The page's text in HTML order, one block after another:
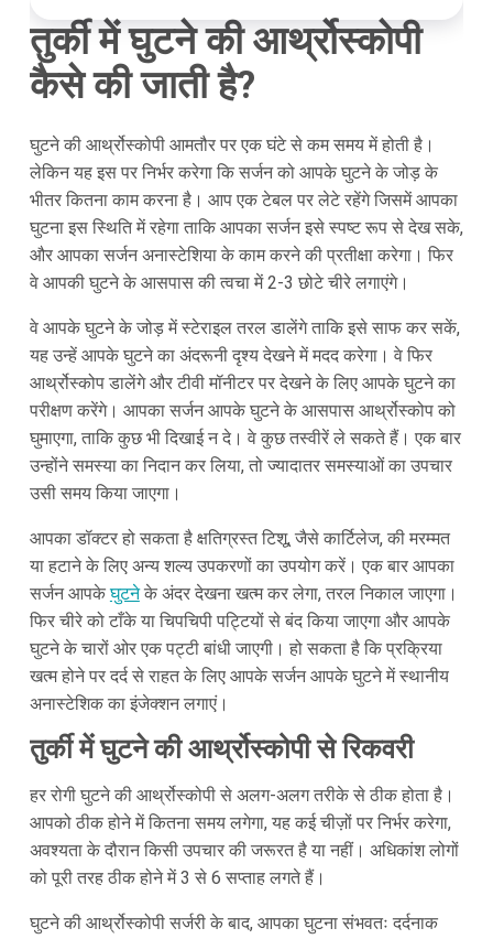
तुर्की में घुटने की आर्थ्रोस्कोपी
कैसे की जाती है?
घुटने की आर्थ्रोस्कोपी आमतौर पर एक घंटे से कम समय में होती है।
लेकिन यह इस पर निर्भर करेगा कि सर्जन को आपके घुटने के जोड़ के
भीतर कितना काम करना है। आप एक टेबल पर लेटे रहेंगे जिसमें आपका
घुटना इस स्थिति में रहेगा ताकि आपका सर्जन इसे स्पष्ट रूप से देख सके,
और आपका सर्जन अनास्टेशिया के काम करने की प्रतीक्षा करेगा। फिर
वे आपकी घुटने के आसपास की त्वचा में 2-3 छोटे चीरे लगाएंगे।
वे आपके घुटने के जोड़ में स्टेराइल तरल डालेंगे ताकि इसे साफ कर सकें,
यह उन्हें आपके घुटने का अंदरूनी दृश्य देखने में मदद करेगा। वे फिर
आर्थ्रोस्कोप डालेंगे और टीवी मॉनीटर पर देखने के लिए आपके घुटने का
परीक्षण करेंगे। आपका सर्जन आपके घुटने के आसपास आर्थ्रोस्कोप को
घुमाएगा, ताकि कुछ भी दिखाई न दे। वे कुछ तस्वीरें ले सकते हैं। एक बार
उन्होंने समस्या का निदान कर लिया, तो ज्यादातर समस्याओं का उपचार
उसी समय किया जाएगा।
आपका डॉक्टर हो सकता है क्षतिग्रस्त टिशू, जैसे कार्टिलेज, की मरम्मत
या हटाने के लिए अन्य शल्य उपकरणों का उपयोग करें। एक बार आपका
सर्जन आपकेघुटनेके अंदर देखना खत्म कर लेगा, तरल निकाल जाएगा।
फिर चीरे को टाँके या चिपचिपी पट्टियों से बंद किया जाएगा और आपके
घुटने के चारों ओर एक पट्टी बांधी जाएगी। हो सकता है कि प्रक्रिया
खत्म होने पर दर्द से राहत के लिए आपके सर्जन आपके घुटने में स्थानीय
अनास्टेशिक का इंजेक्शन लगाएं।
तुर्की में घुटने की आर्थ्रोस्कोपी से रिकवरी
हर रोगी घुटने की आर्थ्रोस्कोपी से अलग-अलग तरीके से ठीक होता है।
आपको ठीक होने में कितना समय लगेगा, यह कई चीज़ों पर निर्भर करेगा,
अवश्यता के दौरान किसी उपचार की जरूरत है या नहीं। अधिकांश लोगों
को पूरी तरह ठीक होने में 3 से 6 सप्ताह लगते हैं।
घुटने की आर्थ्रोस्कोपी सर्जरी के बाद, आपका घुटना संभवतः दर्दनाक